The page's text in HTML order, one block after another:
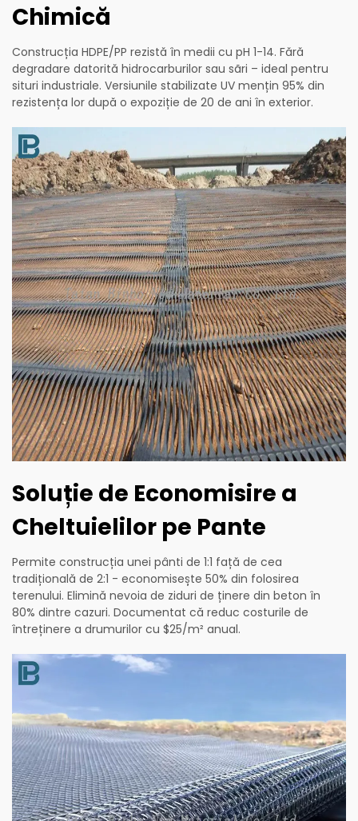
Chimică
Construcția HDPE/PP rezistă în medii cu pH 1-14. Fără
degradare datorită hidrocarburilor sau sãri – ideal pentru
situri industriale. Versiunile stabilizate UV mențin 95% din
rezistența lor după o expoziție de 20 de ani în exterior.
Soluție de Economisire a
Cheltuielilor pe Pante
Permite construcția unei pânti de 1:1 față de cea
tradițională de 2:1 - economisește 50% din folosirea
terenului. Elimină nevoia de ziduri de ținere din beton în
80% dintre cazuri. Documentat că reduc costurile de
întreținere a drumurilor cu $25/m² anual.